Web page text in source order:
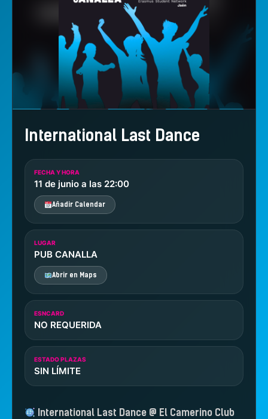
International Last Dance
FECHA Y HORA
11 de junio a las 22:00
Añadir Calendar
LUGAR
PUB CANALLA
Abrir en Maps
ESNCARD
NO REQUERIDA
ESTADO PLAZAS
SIN LÍMITE
International Last Dance @ El Camerino Club